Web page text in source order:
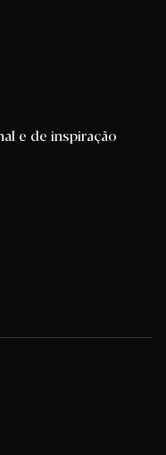
e de inspiração